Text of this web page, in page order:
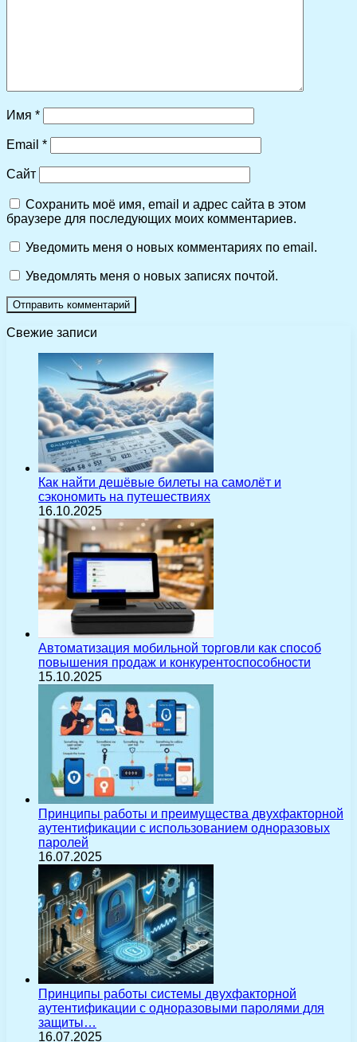
Имя *
Email *
Сайт
Сохранить моё имя, email и адрес сайта в этом
браузере для последующих моих комментариев.
Уведомить меня о новых комментариях по email.
Уведомлять меня о новых записях почтой.
Свежие записи
Как найти дешёвые билеты на самолёт и
сэкономить на путешествиях
16.10.2025
Автоматизация мобильной торговли как способ
повышения продаж и конкурентоспособности
15.10.2025
Принципы работы и преимущества двухфакторной
аутентификации с использованием одноразовых
паролей
16.07.2025
Принципы работы системы двухфакторной
аутентификации с одноразовыми паролями для
защиты…
16.07.2025